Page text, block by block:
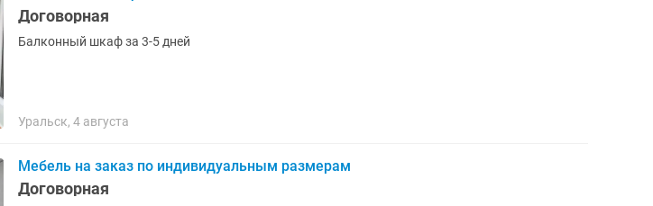
Договорная
Балконный шкаф за 3-5 дней
Уральск, 4 августа
Мебель на заказ по индивидуальным размерам
Договорная